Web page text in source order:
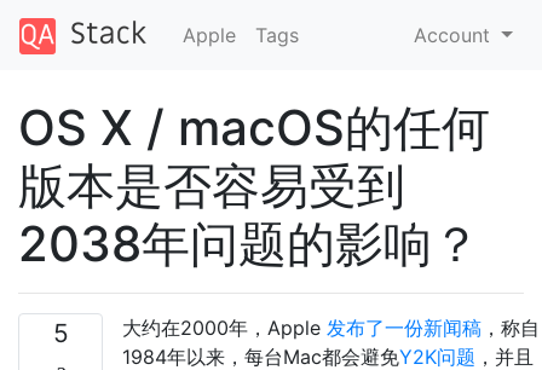
Apple Tags Account
OS X / macOS的任何
版本是否容易受到
2038年问题的影响？
5 大约在2000年，Apple 发布了一份新闻稿 ，称自
1984年以来，每台Mac都会避免Y2K问题 ，并且